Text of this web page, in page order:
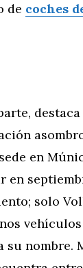
de coches
en
en
solo
vehículos
su nombre.